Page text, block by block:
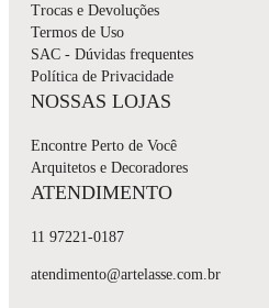
Trocas e Devoluções
Termos de Uso
SAC - Dúvidas frequentes
Política de Privacidade
NOSSAS LOJAS
Encontre Perto de Você
Arquitetos e Decoradores
ATENDIMENTO
11 97221-0187
atendimento@artelasse.com.br